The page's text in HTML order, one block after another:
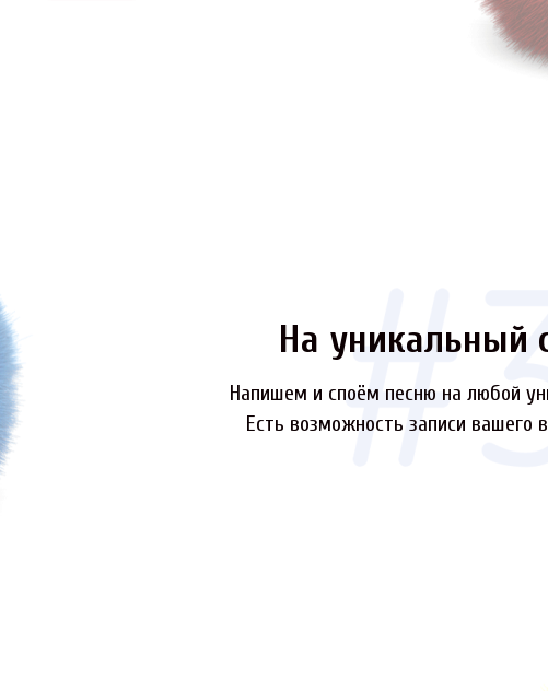
На уникальный
Напишем и споём песню на любой
Есть возможность записи вашего